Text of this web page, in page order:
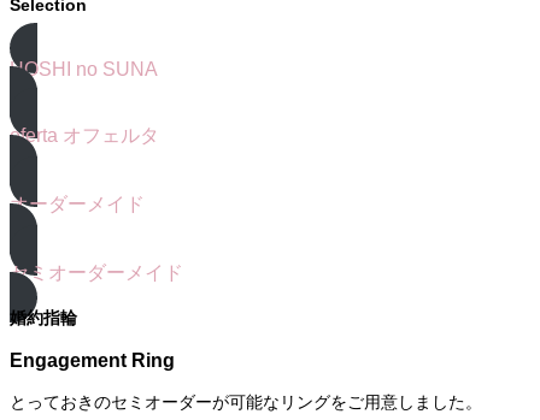
Selection
HOSHI no SUNA
oferta オフェルタ
オーダーメイド
セミオーダーメイド
婚約指輪
Engagement Ring
とっておきのセミオーダーが可能なリングをご用意しました。